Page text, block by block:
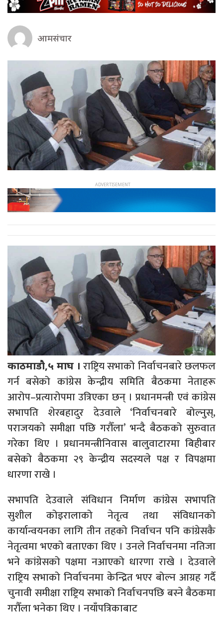
आमसंचार
काठमाडौ,५ माघ । राष्ट्रिय सभाको निर्वाचनबारे छलफल
गर्न बसेको कांग्रेस केन्द्रीय समिति बैठकमा नेताहरू
आरोप–प्रत्यारोपमा उत्रिएका छन् । प्रधानमन्त्री एवं कांग्रेस
सभापति शेरबहादुर देउवाले ‘निर्वाचनबारे बोल्नुस्,
पराजयको समीक्षा पछि गरौँला’ भन्दै बैठकको सुरुवात
गरेका थिए । प्रधानमन्त्रीनिवास बालुवाटारमा बिहीबार
बसेको बैठकमा २९ केन्द्रीय सदस्यले पक्ष र विपक्षमा
धारणा राखे ।
सभापति देउवाले संविधान निर्माण कांग्रेस सभापति
सुशील कोइरालाको नेतृत्व तथा संविधानको
कार्यान्वयनका लागि तीन तहको निर्वाचन पनि कांग्रेसकै
नेतृत्वमा भएको बताएका थिए । उनले निर्वाचनमा नतिजा
भने कांग्रेसको पक्षमा नआएको धारणा राखे । देउवाले
राष्ट्रिय सभाको निर्वाचनमा केन्द्रित भएर बोल्न आग्रह गर्दै
चुनावी समीक्षा राष्ट्रिय सभाको निर्वाचनपछि बस्ने बैठकमा
गरौँला भनेका थिए । नयाँपत्रिकाबाट